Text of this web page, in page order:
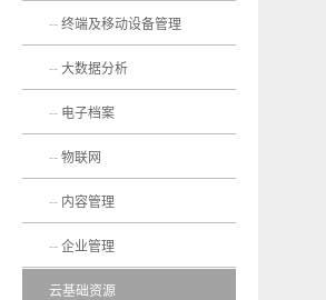
终端及移动设备管理
大数据分析
电子档案
物联网
内容管理
企业管理
云基础资源